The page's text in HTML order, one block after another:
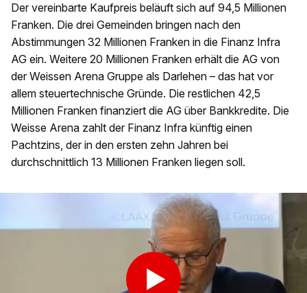
Der vereinbarte Kaufpreis beläuft sich auf 94,5 Millionen
Franken. Die drei Gemeinden bringen nach den
Abstimmungen 32 Millionen Franken in die Finanz Infra
AG ein. Weitere 20 Millionen Franken erhält die AG von
der Weissen Arena Gruppe als Darlehen – das hat vor
allem steuertechnische Gründe. Die restlichen 42,5
Millionen Franken finanziert die AG über Bankkredite. Die
Weisse Arena zahlt der Finanz Infra künftig einen
Pachtzins, der in den ersten zehn Jahren bei
durchschnittlich 13 Millionen Franken liegen soll.